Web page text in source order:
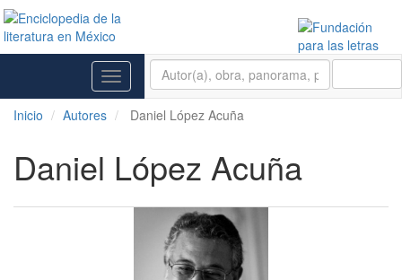
Toggle
navigation
Inicio
Autores Daniel López Acuña
Daniel López Acuña